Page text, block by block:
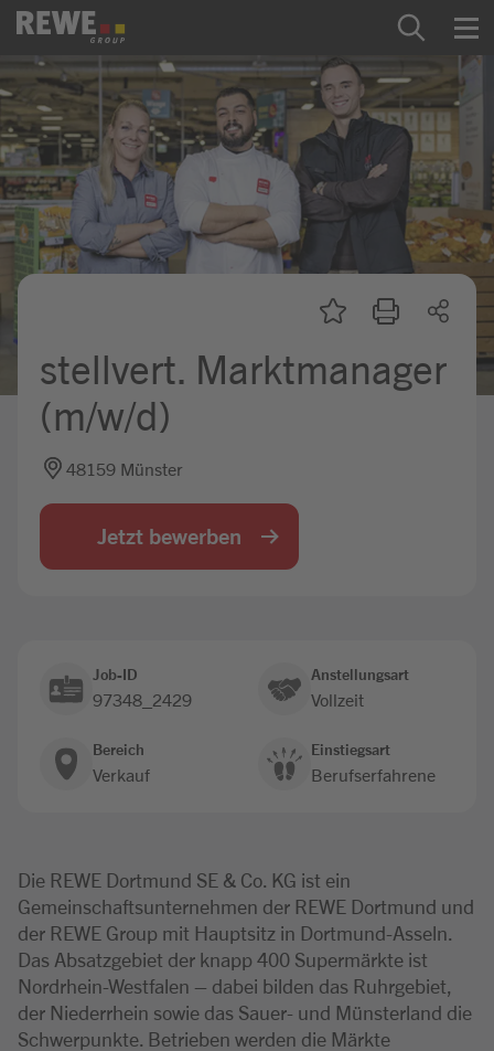
Zum Inhalt springen
Startseite
REWE Group als Arbeitgeber
Ausbildung & Studium
Praktikum & Werkstudium
Mein Kandidat:innenprofil
stellvert. Marktmanager
(m/w/d)
48159 Münster
Jetzt bewerben
Job-ID
97348_2429
Anstellungsart
Vollzeit
Bereich
Verkauf
Einstiegsart
Berufserfahrene
Die REWE Dortmund SE & Co. KG ist ein
Gemeinschaftsunternehmen der REWE Dortmund und
der REWE Group mit Hauptsitz in Dortmund-Asseln.
Das Absatzgebiet der knapp 400 Supermärkte ist
Nordrhein-Westfalen – dabei bilden das Ruhrgebiet,
der Niederrhein sowie das Sauer- und Münsterland die
Schwerpunkte. Betrieben werden die Märkte